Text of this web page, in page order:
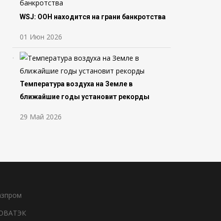
WSJ: ООН находится на грани банкротства
01 Июн 2026
Температура воздуха на Земле в
ближайшие годы установит рекорды
29 Май 2026